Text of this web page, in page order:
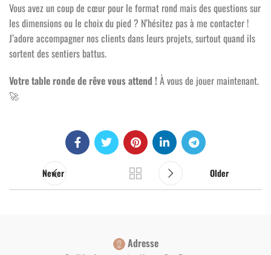
Vous avez un coup de cœur pour le format rond mais des questions sur
les dimensions ou le choix du pied ? N’hésitez pas à me contacter !
J’adore accompagner nos clients dans leurs projets, surtout quand ils
sortent des sentiers battus.
Votre table ronde de rêve vous attend ! À vous de jouer maintenant.
🚀
Newer Older
Adresse